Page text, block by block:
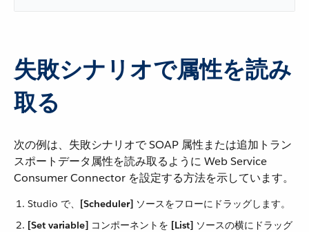
失敗シナリオで属性を読み
取る
次の例は、失敗シナリオで SOAP 属性または追加トラン
スポートデータ属性を読み取るように Web Service
Consumer Connector を設定する方法を示しています。
Studio で、​ [Scheduler] ​ ソースをフローにドラッグします。
[Set variable] ​ コンポーネントを ​ [List] ​ ソースの横にドラッグ